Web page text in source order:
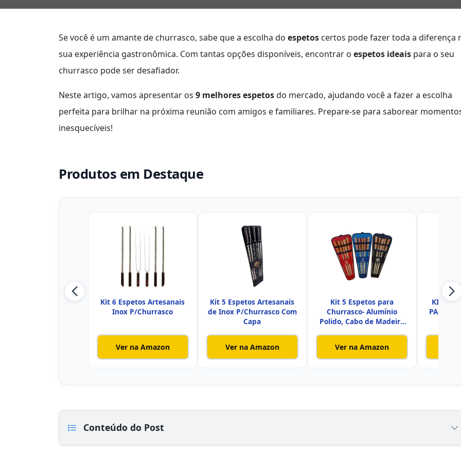
Se você é um amante de churrasco, sabe que a escolha do espetos certos pode fazer toda a diferença
sua experiência gastronômica. Com tantas opções disponíveis, encontrar o espetos ideais para o seu
churrasco pode ser desafiador.
Neste artigo, vamos apresentar os 9 melhores espetosdo mercado, ajudando você a fazer a escolha
perfeita para brilhar na próxima reunião com amigos e familiares. Prepare-se para saborear
inesquecíveis!
Produtos em Destaque
Kit 6 Espetos Artesanais
Inox P/Churrasco
Ver na Amazon
Kit 5 Espetos Artesanais
de Inox P/Churrasco Com
Capa
Ver na Amazon
Kit 5 Espetos para
Churrasco- Alumínio
Polido, Cabo de Madeira
Ver na Amazon
KIT
PARA
Conteúdo do Post